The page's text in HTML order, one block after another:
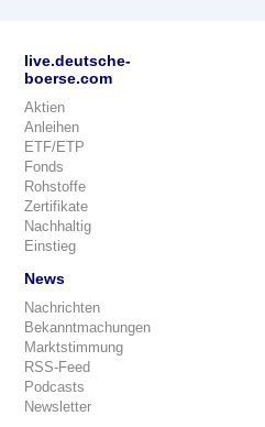
live.deutsche-
boerse.com
Aktien
Anleihen
ETF/ETP
Fonds
Rohstoffe
Zertifikate
Nachhaltig
Einstieg
News
Nachrichten
Bekanntmachungen
Marktstimmung
RSS-Feed
Podcasts
Newsletter